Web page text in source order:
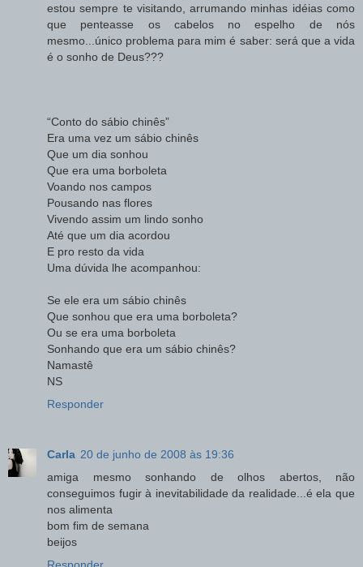
estou sempre te visitando, arrumando minhas idéias como
que penteasse os cabelos no espelho de nós
mesmo...único problema para mim é saber: será que a vida
é o sonho de Deus???
“Conto do sábio chinês”
Era uma vez um sábio chinês
Que um dia sonhou
Que era uma borboleta
Voando nos campos
Pousando nas flores
Vivendo assim um lindo sonho
Até que um dia acordou
E pro resto da vida
Uma dúvida lhe acompanhou:
Se ele era um sábio chinês
Que sonhou que era uma borboleta?
Ou se era uma borboleta
Sonhando que era um sábio chinês?
Namastê
NS
Responder
Carla 20 de junho de 2008 às 19:36
amiga mesmo sonhando de olhos abertos, não
conseguimos fugir à inevitabilidade da realidade...é ela que
nos alimenta
bom fim de semana
beijos